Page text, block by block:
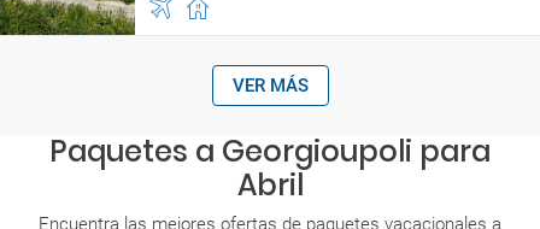
VER MÁS
Paquetes a Georgioupoli para
Abril
Encuentra las mejores ofertas de paquetes vacacionales a